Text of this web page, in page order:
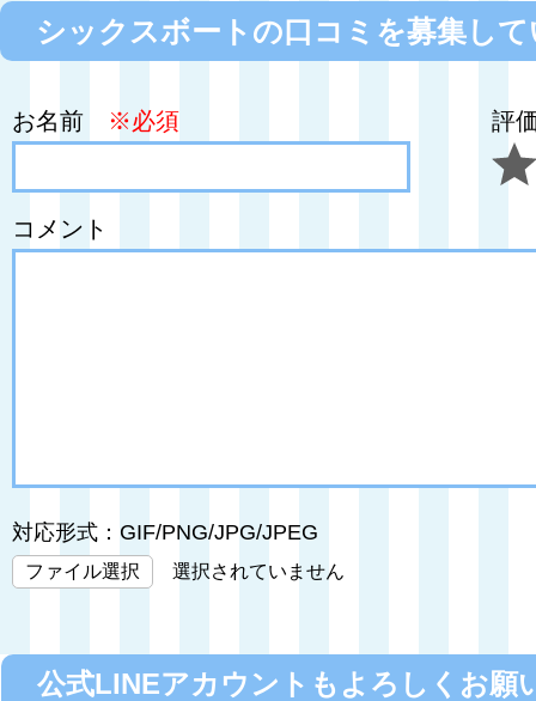
シックスボートの口コミを募集し
お名前 ※必須 評
コメント
対応形式：GIF/PNG/JPG/JPEG
ファイル選択 選択されていません
公式LINEアカウントもよろしくお願